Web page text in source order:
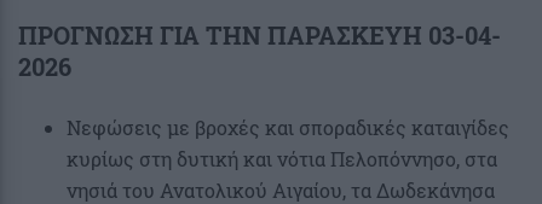
ΠΡΟΓΝΩΣΗ ΓΙΑ ΤΗΝ ΠΑΡΑΣΚΕΥΗ 03-04-
2026
Νεφώσεις με βροχές και σποραδικές καταιγίδες
κυρίως στη δυτική και νότια Πελοπόννησο, στα
νησιά του Ανατολικού Αιγαίου, τα Δωδεκάνησα